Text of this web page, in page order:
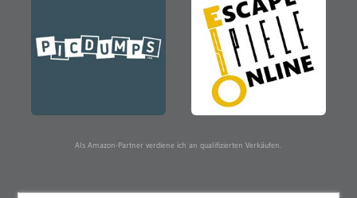
Als Amazon-Partner verdiene ich an qualifizierten Verkäufen.